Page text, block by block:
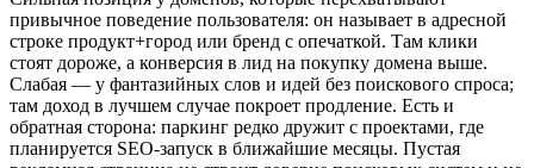
привычное поведение пользователя: он называет в адресной
строке продукт+город или бренд с опечаткой. Там клики
стоят дороже, а конверсия в лид на покупку домена выше.
Слабая — у фантазийных слов и идей без поискового спроса;
там доход в лучшем случае покроет продление. Есть и
обратная сторона: паркинг редко дружит с проектами, где
планируется SEO‑запуск в ближайшие месяцы. Пустая